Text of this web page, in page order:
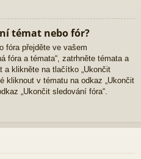
témat nebo fór?
fóra přejděte ve vašem
fóra a témata“, zatrhněte témata a
a klikněte na tlačítko „Ukončit
kliknout v tématu na odkaz „Ukončit
„Ukončit sledování fóra“.